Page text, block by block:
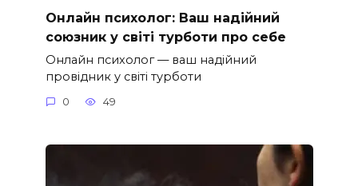
Онлайн психолог: Ваш надійний
союзник у світі турботи про себе
Онлайн психолог — ваш надійний
провідник у світі турботи
0 49